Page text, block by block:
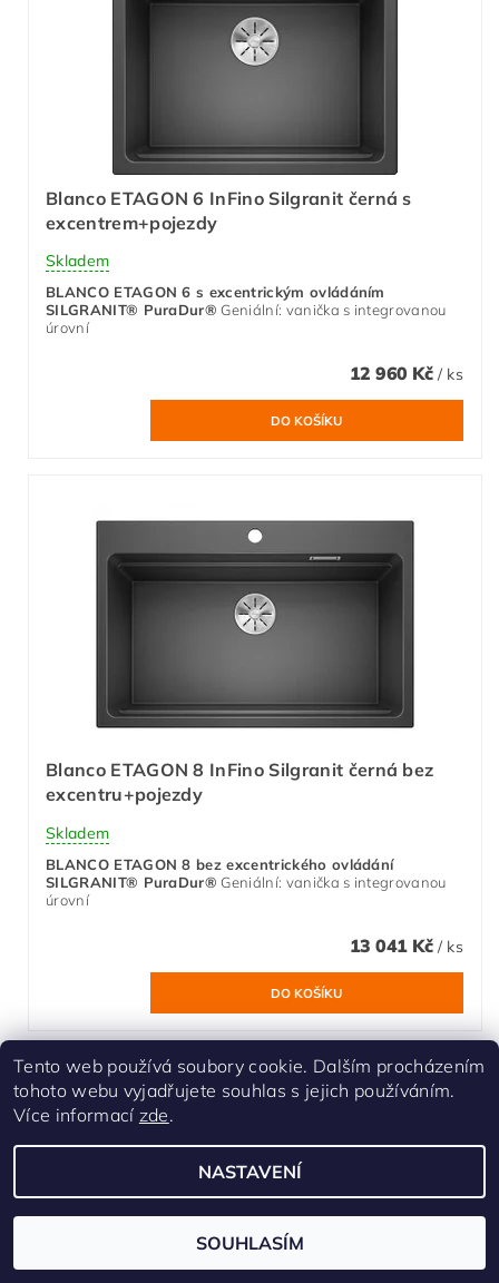
Blanco ETAGON 6 InFino Silgranit černá s
excentrem+pojezdy
Skladem
BLANCO ETAGON 6 s excentrickým ovládáním
SILGRANIT® PuraDur® Geniální: vanička s integrovanou
úrovní
12 960 Kč / ks
Blanco ETAGON 8 InFino Silgranit černá bez
excentru+pojezdy
Skladem
BLANCO ETAGON 8 bez excentrického ovládání
SILGRANIT® PuraDur® Geniální: vanička s integrovanou
úrovní
13 041 Kč / ks
Tento web používá soubory cookie. Dalším procházením
tohoto webu vyjadřujete souhlas s jejich používáním.
Více informací zde.
NASTAVENÍ
SOUHLASÍM